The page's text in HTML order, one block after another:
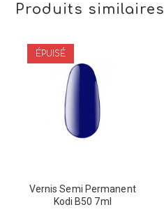
Produits similaires
ÉPUISÉ
Vernis Semi Permanent
Kodi B50 7ml